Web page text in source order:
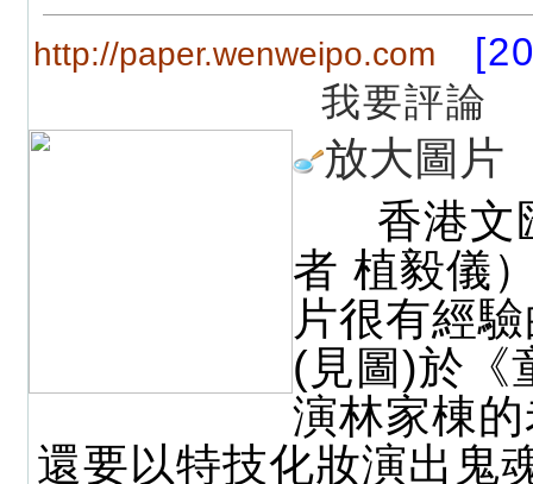
http://paper.wenweipo.com
我要評論
放大圖片
香港文
者 植毅儀
片很有經
(見圖)於《
演林家棟
還要以特技化妝演出鬼